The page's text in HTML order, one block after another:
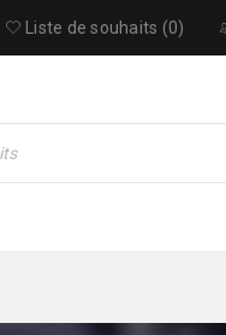
Liste de souhaits (0)